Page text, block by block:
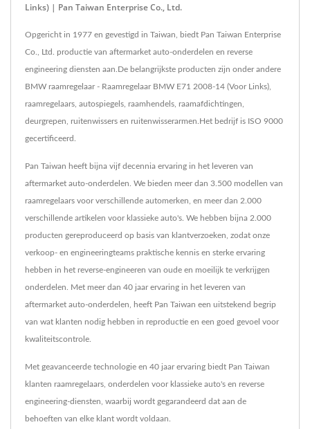
Links) | Pan Taiwan Enterprise Co., Ltd.
Opgericht in 1977 en gevestigd in Taiwan, biedt Pan Taiwan Enterprise
Co., Ltd. productie van aftermarket auto-onderdelen en reverse
engineering diensten aan.De belangrijkste producten zijn onder andere
BMW raamregelaar - Raamregelaar BMW E71 2008-14 (Voor Links),
raamregelaars, autospiegels, raamhendels, raamafdichtingen,
deurgrepen, ruitenwissers en ruitenwisserarmen.Het bedrijf is ISO 9000
gecertificeerd.
Pan Taiwan heeft bijna vijf decennia ervaring in het leveren van
aftermarket auto-onderdelen. We bieden meer dan 3.500 modellen van
raamregelaars voor verschillende automerken, en meer dan 2.000
verschillende artikelen voor klassieke auto's. We hebben bijna 2.000
producten gereproduceerd op basis van klantverzoeken, zodat onze
verkoop- en engineeringteams praktische kennis en sterke ervaring
hebben in het reverse-engineeren van oude en moeilijk te verkrijgen
onderdelen. Met meer dan 40 jaar ervaring in het leveren van
aftermarket auto-onderdelen, heeft Pan Taiwan een uitstekend begrip
van wat klanten nodig hebben in reproductie en een goed gevoel voor
kwaliteitscontrole.
Met geavanceerde technologie en 40 jaar ervaring biedt Pan Taiwan
klanten raamregelaars, onderdelen voor klassieke auto's en reverse
engineering-diensten, waarbij wordt gegarandeerd dat aan de
behoeften van elke klant wordt voldaan.